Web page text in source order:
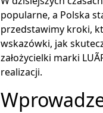
popularne, a Polska
przedstawimy kroki,
wskazówki, jak
założycielki marki
realizacji.